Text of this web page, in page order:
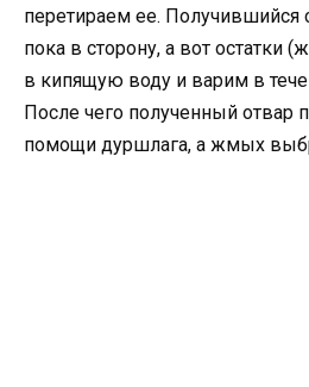
перетираем ее. Получившийся
пока в сторону, а вот
в кипящую воду и варим в
После чего полученный отвар
помощи дуршлага, а жмых